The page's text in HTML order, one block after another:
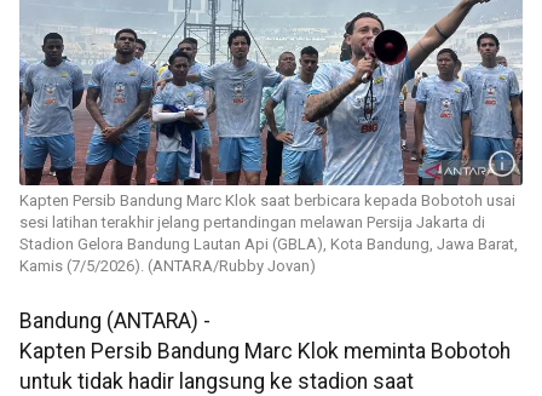
Kapten Persib Bandung Marc Klok saat berbicara kepada Bobotoh usai
sesi latihan terakhir jelang pertandingan melawan Persija Jakarta di
Stadion Gelora Bandung Lautan Api (GBLA), Kota Bandung, Jawa Barat,
Kamis (7/5/2026). (ANTARA/Rubby Jovan)
Bandung (ANTARA) -
Kapten Persib Bandung Marc Klok meminta Bobotoh
untuk tidak hadir langsung ke stadion saat